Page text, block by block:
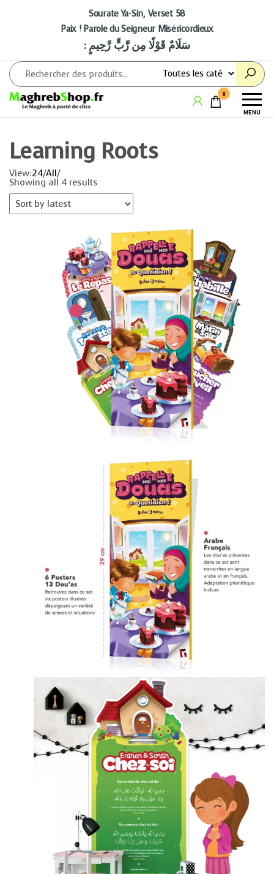
Sourate Ya-Sin, Verset 58
Paix ! Parole du Seigneur Miséricordieux
: سَلَامٌ قَوْلًا مِن رَّبٍّ رَّحِيمٍ
Maghrebshop
à porter
MENU
0
Learning Roots
View:24/All/
Showing all 4 results